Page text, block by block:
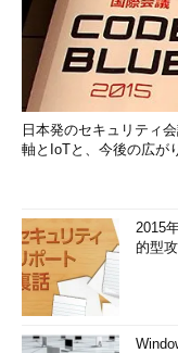
先の図から分かるよ
せるようにすれば別の
できる（ただしかな
の理解のため以外に
「net use \\サーバ名
字列表現になるよう
コマンドは正常に終
C:\>net use
password2
コマンドは正常に終
日本発のセキュリティ
軸とIoTと、今後の広が
2015
的型